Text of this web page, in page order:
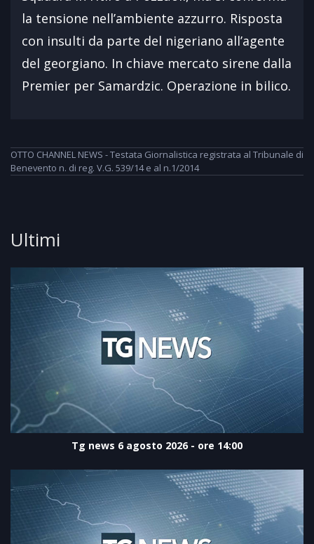
la tensione nell’ambiente azzurro. Risposta
con insulti da parte del nigeriano all’agente
del georgiano. In chiave mercato sirene dalla
Premier per Samardzic. Operazione in bilico.
OTTO CHANNEL NEWS - Testata Giornalistica registrata al Tribunale di
Benevento n. di reg. V.G. 539/14 e al n.1/2014
Ultimi
Tg news 6 agosto 2026 - ore 14:00